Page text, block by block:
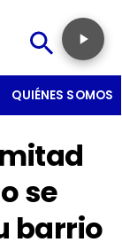
QUIÉNES SOMOS
se
barrio